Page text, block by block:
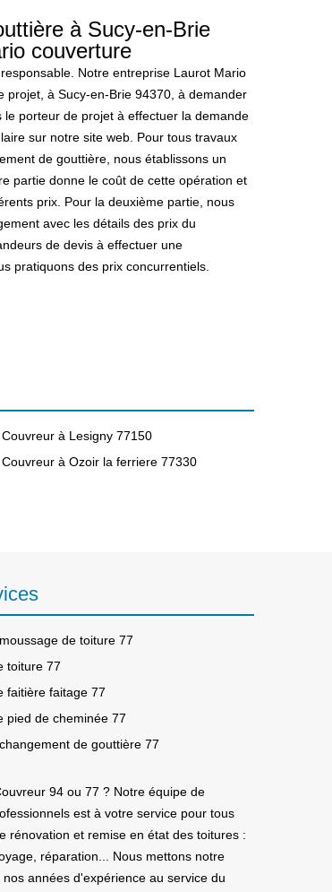
à Sucy-en-Brie
couverture
Notre entreprise Laurot Mario
projet, à Sucy-en-Brie 94370, à demander
porteur de projet à effectuer la demande
sur notre site web. Pour tous travaux
de gouttière, nous établissons un
partie donne le coût de cette opération et
prix. Pour la deuxième partie, nous
avec les détails des prix du
de devis à effectuer une
pratiquons des prix concurrentiels.
Couvreur à Lesigny 77150
Couvreur à Ozoir la ferriere 77330
de toiture 77
toiture 77
faitière faitage 77
pied de cheminée 77
de gouttière 77
94 ou 77 ? Notre équipe de
est à votre service pour tous
rénovation et remise en état des toitures :
réparation... Nous mettons notre
années d'expérience au service du